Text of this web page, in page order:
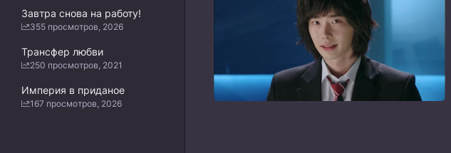
Завтра снова на работу!
355 просмотров, 2026
Трансфер любви
250 просмотров, 2021
Империя в приданое
167 просмотров, 2026